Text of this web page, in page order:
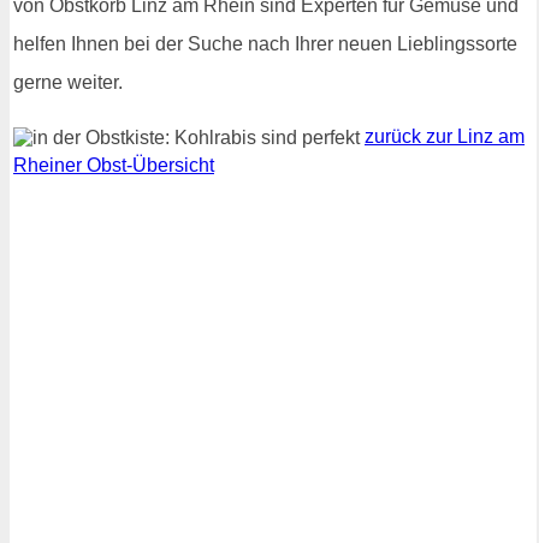
von Obstkorb Linz am Rhein sind Experten für Gemüse und
helfen Ihnen bei der Suche nach Ihrer neuen Lieblingssorte
gerne weiter.
zurück zur Linz am
Rheiner Obst-Übersicht